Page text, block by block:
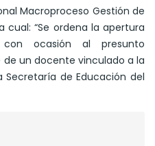
Macroproceso Gestión de
cual: “Se ordena la apertura
ocasión al presunto
un docente vinculado a la
de Educación del